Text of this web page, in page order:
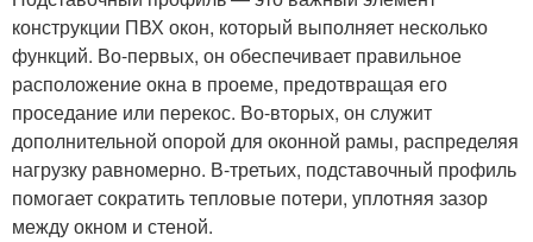
конструкции ПВХ окон, который выполняет несколько
функций. Во-первых, он обеспечивает правильное
расположение окна в проеме, предотвращая его
проседание или перекос. Во-вторых, он служит
дополнительной опорой для оконной рамы, распределяя
нагрузку равномерно. В-третьих, подставочный профиль
помогает сократить тепловые потери, уплотняя зазор
между окном и стеной.